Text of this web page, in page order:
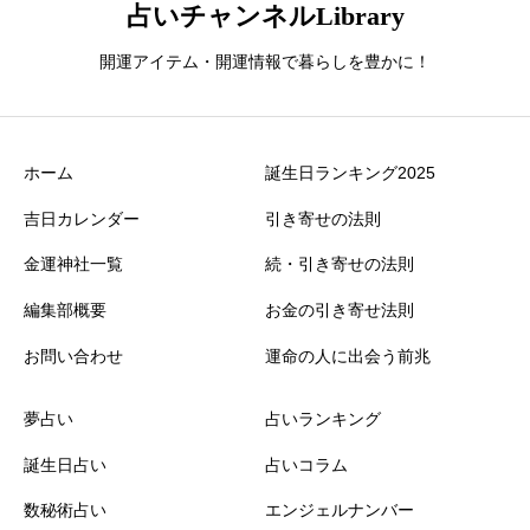
占いチャンネルLibrary
開運アイテム・開運情報で暮らしを豊かに！
ホーム
吉日カレンダー
金運神社一覧
編集部概要
お問い合わせ
誕生日ランキング2025
引き寄せの法則
続・引き寄せの法則
お金の引き寄せ法則
運命の人に出会う前兆
夢占い
誕生日占い
数秘術占い
占いランキング
占いコラム
エンジェルナンバー